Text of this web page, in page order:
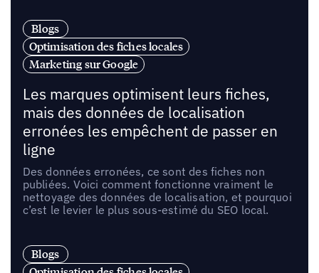
Blogs
Optimisation des fiches locales
Marketing sur Google
Les marques optimisent leurs fiches,
mais des données de localisation
erronées les empêchent de passer en
ligne
Des données erronées, ce sont des fiches non
publiées. Voici comment fonctionne vraiment le
nettoyage des données de localisation, et pourquoi
c’est le levier le plus sous-estimé du SEO local.
Blogs